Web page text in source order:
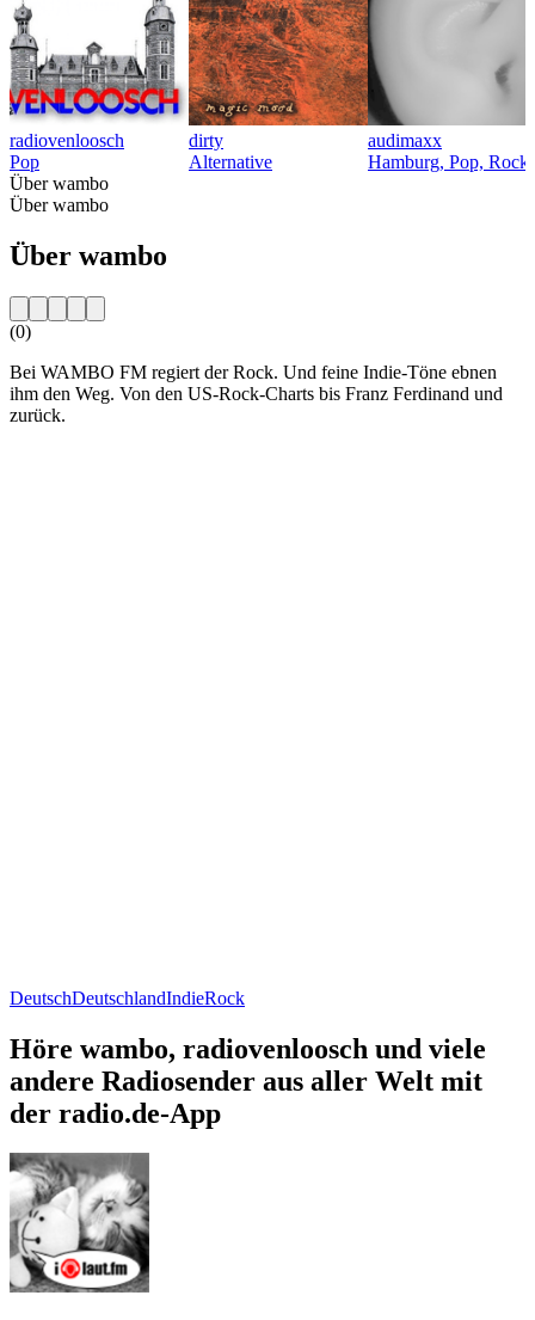
radiovenloosch
Pop
dirty
Alternative
audimaxx
Hamburg, Pop,
Über wambo
Über wambo
Über wambo
(0)
Bei WAMBO FM regiert der Rock. Und feine Indie-Töne ebnen
ihm den Weg. Von den US-Rock-Charts bis Franz Ferdinand und
zurück.
DeutschDeutschlandIndieRock
Höre wambo, radiovenloosch und viele
andere Radiosender aus aller Welt mit
der radio.de-App